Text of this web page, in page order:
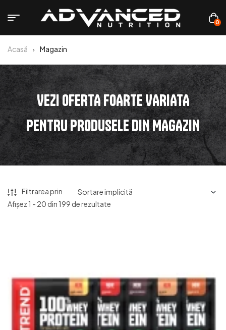
0
Acasă Magazin
VEZI OFERTA FOARTE VARIATA
PENTRU PRODUSELE DIN MAGAZIN
Filtrarea prin
Afișez 1 - 20 din 199 de rezultate